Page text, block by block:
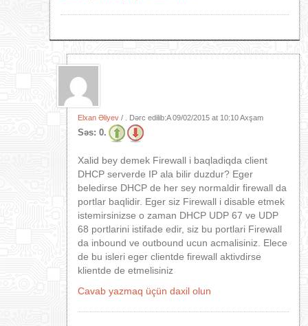
Elxan Əliyev / . Dərc edilib:A09/02/2015 at 10:10 Axşam
Səs: 0.
Xalid bey demek Firewall i baqladiqda client
DHCP serverde IP ala bilir duzdur? Eger
beledirse DHCP de her sey normaldir firewall da
portlar baqlidir. Eger siz Firewall i disable etmek
istemirsinizse o zaman DHCP UDP 67 ve UDP
68 portlarini istifade edir, siz bu portlari Firewall
da inbound ve outbound ucun acmalisiniz. Elece
de bu isleri eger clientde firewall aktivdirse
klientde de etmelisiniz
Cavab yazmaq üçün daxil olun